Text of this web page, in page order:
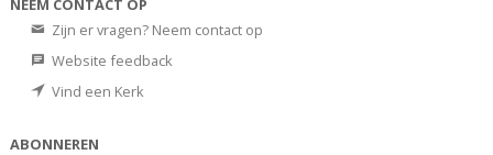
NEEM CONTACT OP
Zijn er vragen? Neem contact op
Website feedback
Vind een Kerk
ABONNEREN